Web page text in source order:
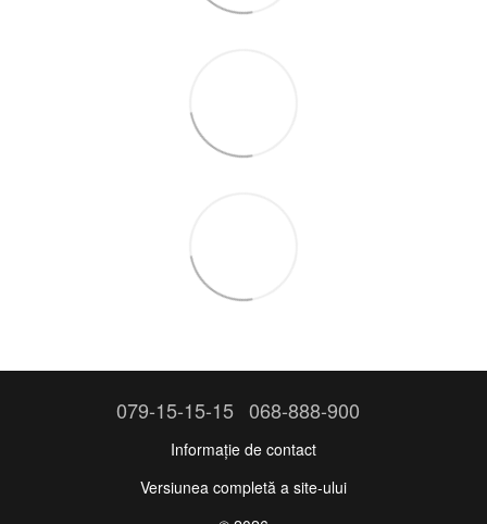
079-15-15-15 068-888-900
Informație de contact
Versiunea completă a site-ului